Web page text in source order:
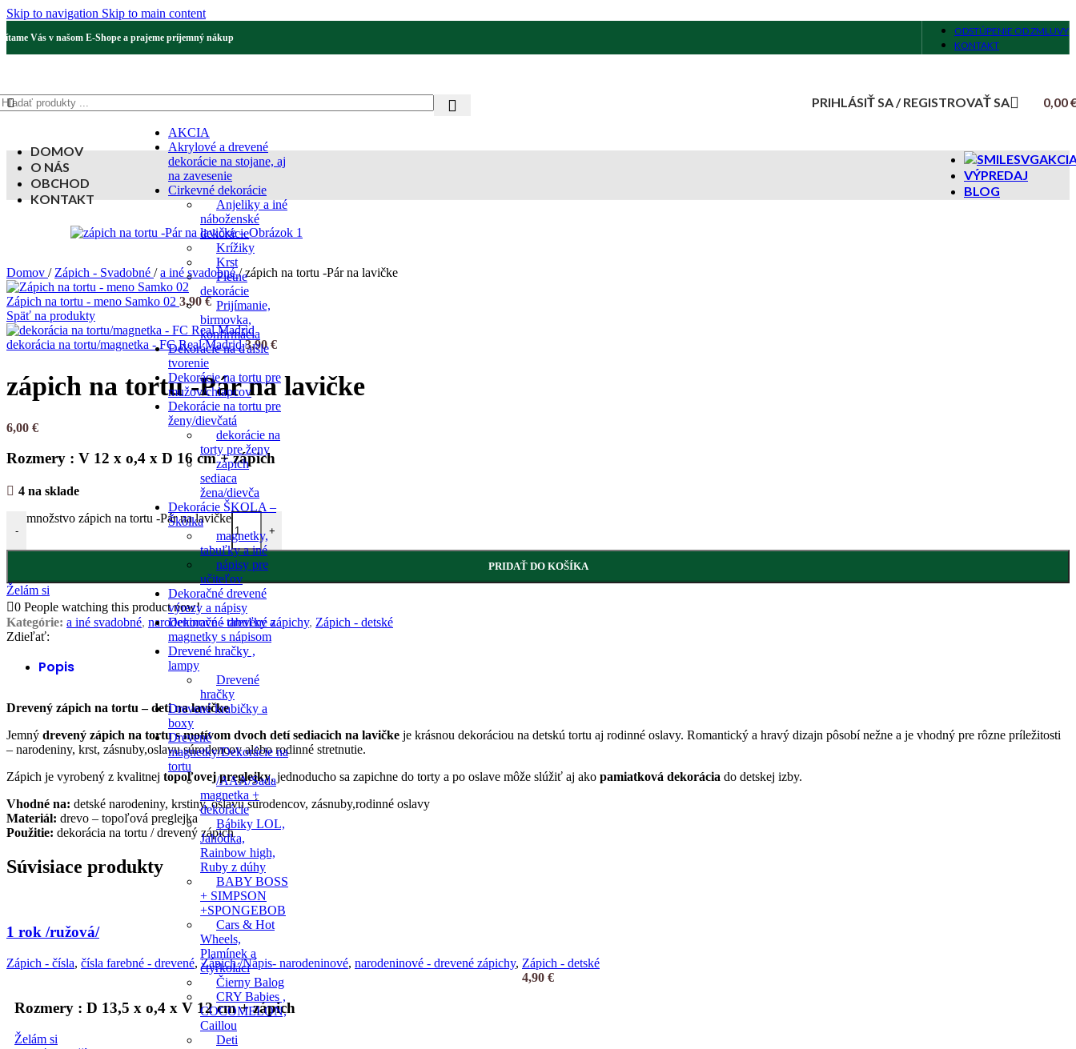
Skip to navigation Skip to main content
Vás v našom E-Shope a prajeme príjemný nákup
ODSTÚPENIE OD ZMLUVY
KONTAKT
AKCIA
Akrylové a drevené
dekorácie na stojane, aj
na zavesenie
Cirkevné dekorácie
Anjeliky a iné
náboženské
dekorácie
Krížiky
Krst
Pietne
dekorácie
Prijímanie,
birmovka,
konfirmácia
Dekorácie na ďalšie
tvorenie
Dekorácie na tortu pre
mužov/chlapcov
Dekorácie na tortu pre
ženy/dievčatá
dekorácie na
torty pre ženy
zápich
sediaca
žena/dievča
Dekorácie ŠKOLA –
Škôlka
magnetky,
tabuľky a iné
nápisy pre
učiteľov
Dekoračné drevené
výrezy a nápisy
Dekoračné tabuľky a
magnetky s nápisom
Drevené hračky ,
lampy
Drevené
hračky
Drevené krabičky a
boxy
Drevené
magnetky/Dekorácie na
tortu
/AAA/Sada
magnetka +
dekorácie
Bábiky LOL,
Jahôdka,
Rainbow high,
Ruby z dúhy
BABY BOSS
+ SIMPSON
+SPONGEBOB
Cars & Hot
Wheels,
Plamínek a
čtyřkoláci
Čierny Balog
CRY Babies ,
COCOMELON,
Caillou
Deti
PRIHLÁSIŤ SA / REGISTROVAŤ SA 0,00
DOMOV
O NÁS
OBCHOD
KONTAKT
VÝPREDAJ
BLOG
Domov / Zápich - Svadobné / a iné svadobné/ zápich na tortu -Pár na lavičke
Zápich na tortu - meno Samko 02 3,90€
Späť na produkty
dekorácia na tortu/magnetka - FC Real Madrid3,90€
zápich na tortu -Pár na lavičke
6,00 €
Rozmery : V 12 x o,4 x D 16 cm + zápich
4 na sklade
-
množstvo zápich na tortu -Pár na lavičke
+
PRIDAŤ DO KOŠÍKA
Želám si
0 People watching this product now!
Kategórie: a iné svadobné, narodeninové - drevené zápichy, Zápich - detské
Zdieľať:
Popis
Drevený zápich na tortu – deti na lavičke
Jemný drevený zápich na tortu s motívom dvoch detí sediacich na lavičke je krásnou dekoráciou na detskú tortu aj rodinné oslavy. Romantický a hravý dizajn pôsobí nežne a je vhodný pre rôzne príležitosti
– narodeniny, krst, zásnuby,oslavu súrodencov alebo rodinné stretnutie.
Zápich je vyrobený z kvalitnej topoľovej preglejky, jednoducho sa zapichne do torty a po oslave môže slúžiť aj ako pamiatková dekorácia do detskej izby.
Vhodné na: detské narodeniny, krstiny, oslavu súrodencov, zásnuby,rodinné oslavy
Materiál: drevo – topoľová preglejka
Použitie: dekorácia na tortu / drevený zápich
Súvisiace produkty
1 rok /ružová/
Zápich - čísla, čísla farebné - drevené, Zápich /Nápis- narodeninové, narodeninové - drevené zápichy, Zápich - detské
4,90 €
Rozmery : D 13,5 x o,4 x V 12 cm + zápich
Želám si